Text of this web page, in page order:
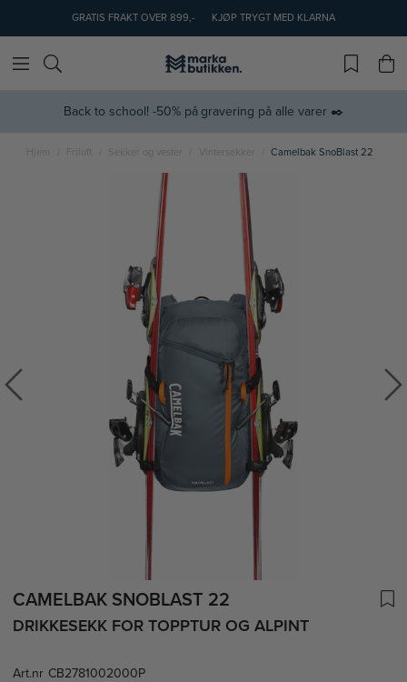
GRATIS FRAKT OVER 899,- KJØP TRYGT MED KLARNA
Back to school! -50% på gravering på alle varer ✒️
Hjem Friluft Sekker og vester Vintersekker Camelbak SnoBlast 22
CAMELBAK SNOBLAST 22
DRIKKESEKK FOR TOPPTUR OG ALPINT
Art.nr CB2781002000P